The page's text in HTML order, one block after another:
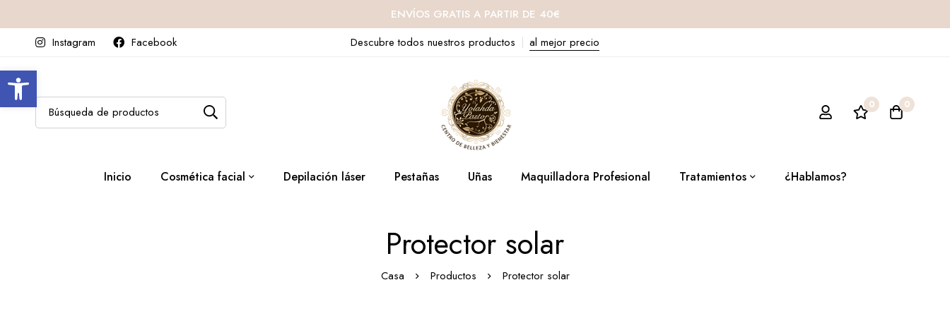
Abrir barra de herramientas
ENVÍOS GRATIS A PARTIR DE 40€
Instagram
Facebook Descubre todos nuestros productos al mejor precio
0 0
Inicio Cosmética facial Depilación láser Pestañas Uñas Maquilladora Profesional Tratamientos ¿Hablamos?
Protector solar
Casa Productos Protector solar